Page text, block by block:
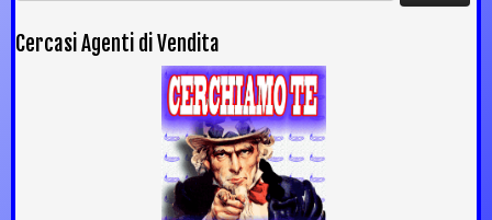
Cercasi Agenti di Vendita